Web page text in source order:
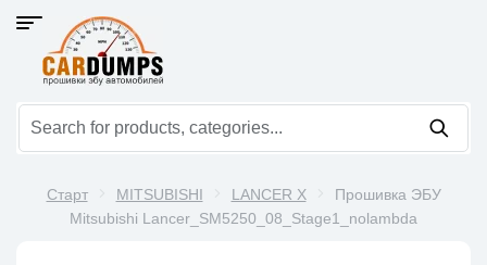
Старт MITSUBISHI LANCER X
Прошивка ЭБУ
Mitsubishi Lancer_SM5250_08_Stage1_nolambda